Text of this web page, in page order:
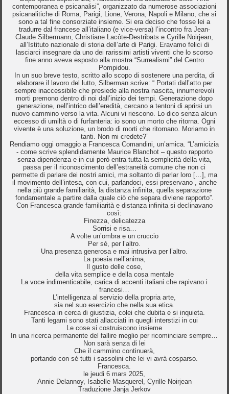
contemporanea e psicanalisi”, organizzato da numerose associazioni
psicanalitiche di Roma, Parigi, Lione, Verona, Napoli e Milano, che si
sono a tal fine consorziate insieme. Si era deciso che fosse lei a
tradurre dal francese all’italiano (e vice-versa) l’incontro fra Jean-
Claude Silbermann, Christiane Lacôte-Destribats e Cyrille Noirjean,
all’Istituto nazionale di storia dell’arte di Parigi. Eravamo felici di
lasciarci insegnare da uno dei rarissimi artisti viventi che lo scorso
fine anno aveva esposto alla mostra “Surrealismi” del Centro
Pompidou.
In un suo breve testo, scritto allo scopo di sostenere una perdita, di
elaborare il lavoro del lutto, Silberman scrive: “ Portati dall’atto per
sempre inaccessibile che presiede alla nostra nascita, innumerevoli
morti premono dentro di noi dall’inizio dei tempi. Generazione dopo
generazione, nell’intrico dell’eredità, cercano a tentoni di aprirsi un
nuovo cammino verso la vita. Alcuni vi riescono. Lo dico senza alcun
eccesso di umiltà o di furfanteria: io sono un morto che ritorna. Ogni
vivente è una soluzione, un brodo di morti che ritornano. Moriamo in
tanti. Non mi credete?”
Rendiamo oggi omaggio a Francesca Comandini, un’amica. “L’amicizia
- come scrive splendidamente Maurice Blanchot – questo rapporto
senza dipendenza e in cui però entra tutta la semplicità della vita,
passa per il riconoscimento dell’estraneità comune che non ci
permette di parlare dei nostri amici, ma soltanto di parlar loro […], ma
il movimento dell’intesa, con cui, parlandoci, essi preservano , anche
nella più grande familiarità, la distanza infinita, quella separazione
fondamentale a partire dalla quale ciò che separa diviene rapporto”.
Con Francesca grande familiarità e distanza infinita si declinavano
così:
Finezza, delicatezza
Sorrisi e risa…
A volte un’ombra e un cruccio
Per sé, per l’altro.
Una presenza generosa e mai intrusiva per l’altro.
La poesia nell’anima,
Il gusto delle cose,
della vita semplice e della cosa mentale
La voce indimenticabile, carica di accenti italiani che rapivano i
francesi…
L’intelligenza al servizio della propria arte,
sia nel suo esercizio che nella sua etica.
Francesca in cerca di giustizia, colei che dubita e si inquieta.
Tanti legami sono stati allacciati in quegli interstizi in cui
Le cose si costruiscono insieme
In una ricerca permanente del fallire meglio per ricominciare sempre…
Non sarà senza di lei
Che il cammino continuerà,
portando con sé tutti i sassolini che lei vi avrà cosparso.
Francesca.
le jeudi 6 mars 2025,
Annie Delannoy, Isabelle Masquerel, Cyrille Noirjean
Traduzione Janja Jerkov